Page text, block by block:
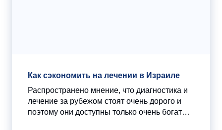
Как сэкономить на лечении в Израиле
Распространено мнение, что диагностика и
лечение за рубежом стоят очень дорого и
поэтому они доступны только очень богатым